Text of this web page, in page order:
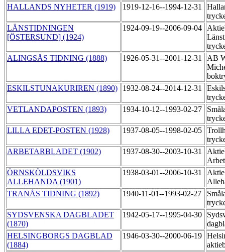
HALLANDS NYHETER (1919)
1919-12-16--1994-12-31
LÄNSTIDNINGEN
[ÖSTERSUND] (1924)
1924-09-19--2006-09-04
ALINGSÅS TIDNING (1888)
1926-05-31--2001-12-31
AB
ESKILSTUNAKURIREN (1890)
1932-08-24--2014-12-31
VETLANDAPOSTEN (1893)
1934-10-12--1993-02-27
LILLA EDET-POSTEN (1928)
1937-08-05--1998-02-05
ARBETARBLADET (1902)
1937-08-30--2003-10-31
ÖRNSKÖLDSVIKS
ALLEHANDA (1901)
1938-03-01--2006-10-31
TRANÅS TIDNING (1892)
1940-11-01--1993-02-27
SYDSVENSKA DAGBLADET
(1870)
1942-05-17--1995-04-30
HELSINGBORGS DAGBLAD
(1884)
1946-03-30--2000-06-19